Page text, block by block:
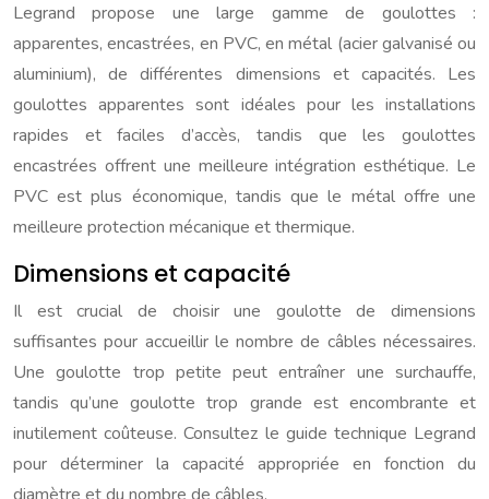
Legrand propose une large gamme de goulottes :
apparentes, encastrées, en PVC, en métal (acier galvanisé ou
aluminium), de différentes dimensions et capacités. Les
goulottes apparentes sont idéales pour les installations
rapides et faciles d’accès, tandis que les goulottes
encastrées offrent une meilleure intégration esthétique. Le
PVC est plus économique, tandis que le métal offre une
meilleure protection mécanique et thermique.
Dimensions et capacité
Il est crucial de choisir une goulotte de dimensions
suffisantes pour accueillir le nombre de câbles nécessaires.
Une goulotte trop petite peut entraîner une surchauffe,
tandis qu’une goulotte trop grande est encombrante et
inutilement coûteuse. Consultez le guide technique Legrand
pour déterminer la capacité appropriée en fonction du